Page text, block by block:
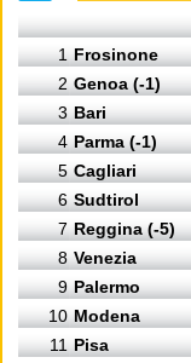
1 Frosinone
2 Genoa (-1)
3 Bari
4 Parma (-1)
5 Cagliari
6 Sudtirol
7 Reggina (-5)
8 Venezia
9 Palermo
10 Modena
11 Pisa